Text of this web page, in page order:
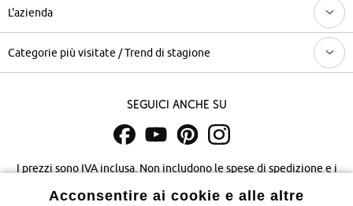
L'azienda
Categorie più visitate / Trend di stagione
Seguici anche su
I prezzi sono IVA inclusa. Non includonole spese di spedizione e i
Acconsentire ai cookie e alle altre